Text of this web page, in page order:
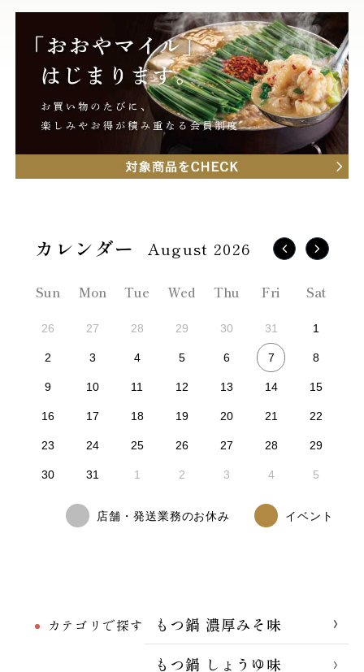
カテゴリで探す
もつ鍋 濃厚みそ味
もつ鍋 しょうゆ味
August 2026
Sun Mon Tue Wed Thu Fri Sat
26 27 28 29 30 31 1
2 3 4 5 6 7 8
9 10 11 12 13 14 15
16 17 18 19 20 21 22
23 24 25 26 27 28 29
30 31 1 2 3 4 5
店舗・発送業務のお休み イベント